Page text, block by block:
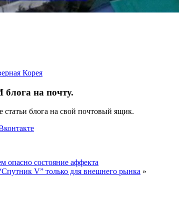
Корея
на почту.
блога на свой почтовый ящик.
опасно состояние аффекта
V” только для внешнего рынка »